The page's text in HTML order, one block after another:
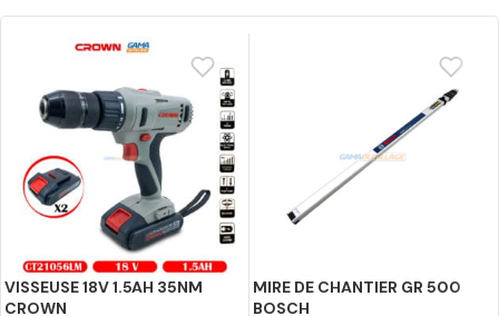
VISSEUSE 18V 1.5AH 35NM
CROWN
MIRE DE CHANTIER GR 500
BOSCH